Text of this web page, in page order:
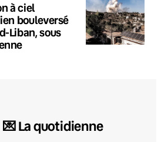
à ciel
bouleversé
Liban, sous
💌 La quotidienne